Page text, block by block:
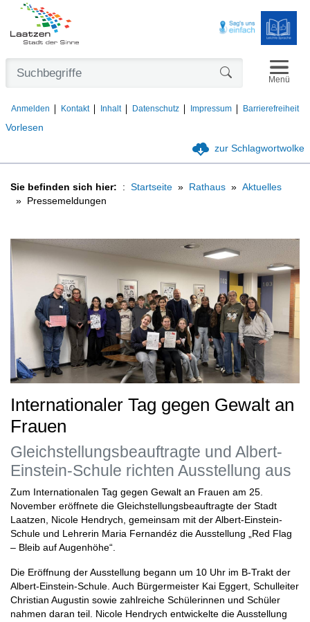
Vorlesen
Anmelden Kontakt Inhalt Datenschutz Impressum Barrierefreiheit
Menü
zur Schlagwortwolke
Sie befinden sich hier: Startseite Rathaus
Aktuelles
Pressemeldungen
Internationaler Tag gegen Gewalt an
Frauen
Gleichstellungsbeauftragte und Albert-
Einstein-Schule richten Ausstellung aus
Zum Internationalen Tag gegen Gewalt an Frauen am 25.
November eröffnete die Gleichstellungsbeauftragte der Stadt
Laatzen, Nicole Hendrych, gemeinsam mit der Albert-Einstein-
Schule und Lehrerin Maria Fernandéz die Ausstellung „Red Flag
– Bleib auf Augenhöhe“.
Die Eröffnung der Ausstellung begann um 10 Uhr im B-Trakt der
Albert-Einstein-Schule. Auch Bürgermeister Kai Eggert, Schulleiter
Christian Augustin sowie zahlreiche Schülerinnen und Schüler
nahmen daran teil. Nicole Hendrych entwickelte die Ausstellung